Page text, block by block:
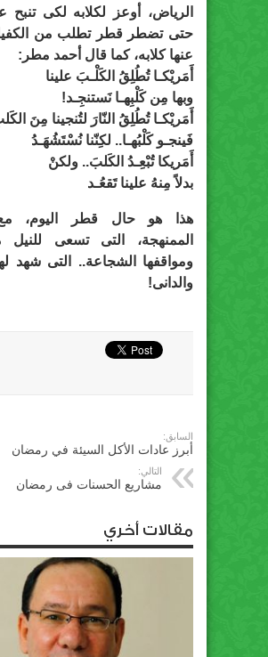
الرياض، أوعز لكلابه لكى
حتى تضطر قطر تطلب من
عنها كلابه، كما قال أحمد مطر:
أَمَريْكـا تُطُلِقُ الكَلْـبَ علينا
وبها مِن كَلْبِهـا نَستنجِـد!
أَمَريْكـا تُطُلِقُ النّارَ لتُنجينا مِنَ
فَينجـو كَلْبُهـا.. لكِنّنا نُسْتَشُهَـدُ
أَمَريكا تُبْعِـدُ الكَلبَ.. ولكنْ
بدلاً مِنهُ علينا تَقعُـد
هذا هو حال قطر اليوم،
الممنهجة، التى تسعى
ومواقفها الشجاعة.. التى شهد
والدانى!
السابق:
أبرز عادات الأكل السيئة في رمضان
التالي:
مشاريع الحسنات فى رمضان
مقالات أخري